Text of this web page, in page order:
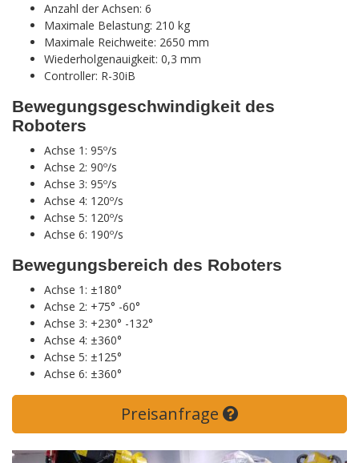
Anzahl der Achsen: 6
Maximale Belastung: 210 kg
Maximale Reichweite: 2650 mm
Wiederholgenauigkeit: 0,3 mm
Controller: R-30iB
Bewegungsgeschwindigkeit des
Roboters
Achse 1: 95º/s
Achse 2: 90º/s
Achse 3: 95º/s
Achse 4: 120º/s
Achse 5: 120º/s
Achse 6: 190º/s
Bewegungsbereich des Roboters
Achse 1: ±180°
Achse 2: +75° -60°
Achse 3: +230° -132°
Achse 4: ±360°
Achse 5: ±125°
Achse 6: ±360°
Preisanfrage